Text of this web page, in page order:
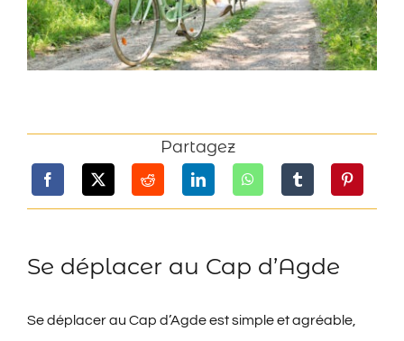
Contact
Partagez
Se déplacer au Cap d’Agde
Se déplacer au Cap d’Agde est simple et agréable,